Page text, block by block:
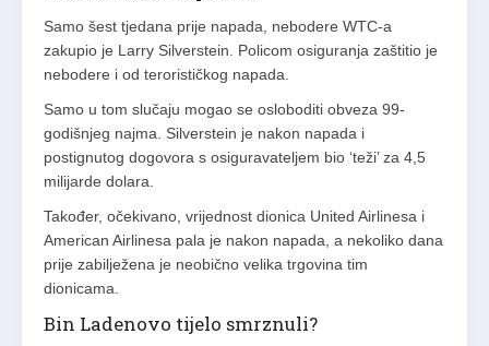
Samo šest tjedana prije napada, nebodere WTC-a
zakupio je Larry Silverstein. Policom osiguranja zaštitio je
nebodere i od terorističkog napada.
Samo u tom slučaju mogao se osloboditi obveza 99-
godišnjeg najma. Silverstein je nakon napada i
postignutog dogovora s osiguravateljem bio ‘teži’ za 4,5
milijarde dolara.
Također, očekivano, vrijednost dionica United Airlinesa i
American Airlinesa pala je nakon napada, a nekoliko dana
prije zabilježena je neobično velika trgovina tim
dionicama.
Bin Ladenovo tijelo smrznuli?